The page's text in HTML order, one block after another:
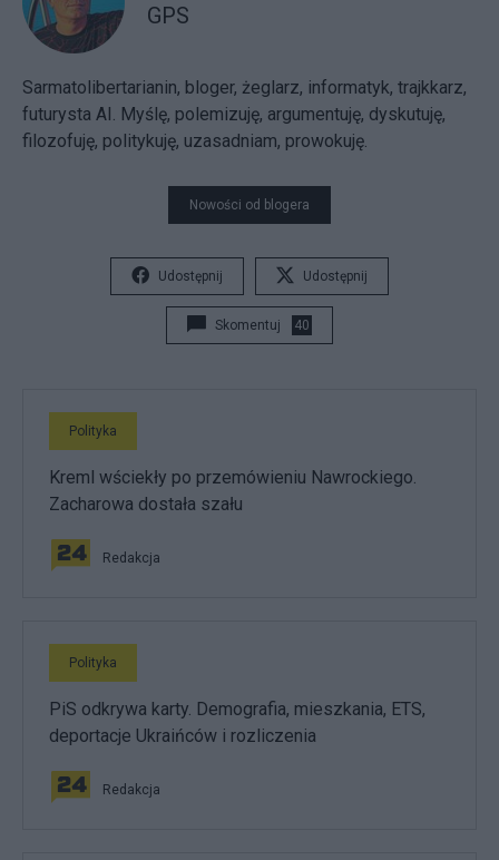
GPS
Sarmatolibertarianin, bloger, żeglarz, informatyk, trajkkarz,
futurysta AI. Myślę, polemizuję, argumentuję, dyskutuję,
filozofuję, politykuję, uzasadniam, prowokuję.
Nowości od blogera
Udostępnij Udostępnij
Skomentuj 40
Polityka
Kreml wściekły po przemówieniu Nawrockiego.
Zacharowa dostała szału
Redakcja
Polityka
PiS odkrywa karty. Demografia, mieszkania, ETS,
deportacje Ukraińców i rozliczenia
Redakcja